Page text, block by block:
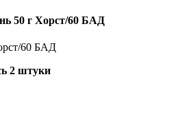
50 г Хорст/60 БАД
60 БАД
2 штуки